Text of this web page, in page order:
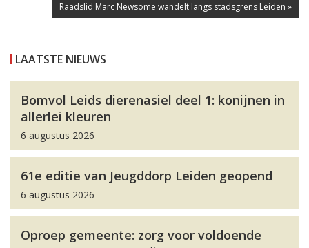
Raadslid Marc Newsome wandelt langs stadsgrens Leiden »
LAATSTE NIEUWS
Bomvol Leids dierenasiel deel 1: konijnen in
allerlei kleuren
6 augustus 2026
61e editie van Jeugddorp Leiden geopend
6 augustus 2026
Oproep gemeente: zorg voor voldoende